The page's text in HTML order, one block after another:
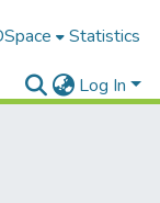
Statistics
Log In